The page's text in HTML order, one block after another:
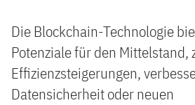
Die Blockchain-Technologie
Potenziale für den Mittelstand,
Effizienzsteigerungen,
Datensicherheit oder neuen